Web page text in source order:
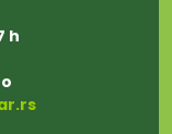
h